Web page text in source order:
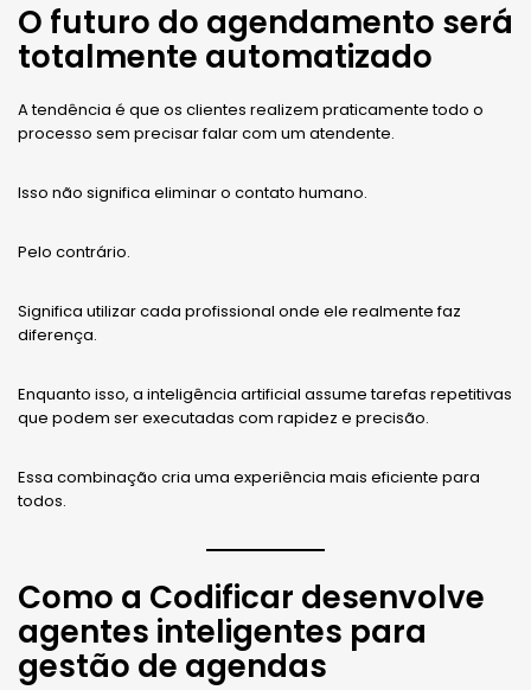
O futuro do agendamento será
totalmente automatizado
A tendência é que os clientes realizem praticamente todo o
processo sem precisar falar com um atendente.
Isso não significa eliminar o contato humano.
Pelo contrário.
Significa utilizar cada profissional onde ele realmente faz
diferença.
Enquanto isso, a inteligência artificial assume tarefas repetitivas
que podem ser executadas com rapidez e precisão.
Essa combinação cria uma experiência mais eficiente para
todos.
Como a Codificar desenvolve
agentes inteligentes para
gestão de agendas